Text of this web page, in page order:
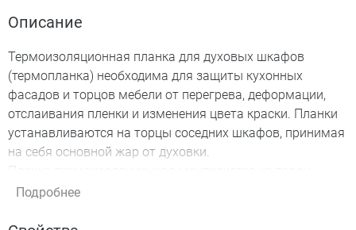
Описание
Термоизоляционная планка для духовых шкафов
(термопланка) необходима для защиты кухонных
фасадов и торцов мебели от перегрева, деформации,
отслаивания пленки и изменения цвета краски. Планки
устанавливаются на торцы соседних шкафов, принимая
на себя основной жар от духовки.
модуля перед монтажом кухонного оборудования.
Подробнее